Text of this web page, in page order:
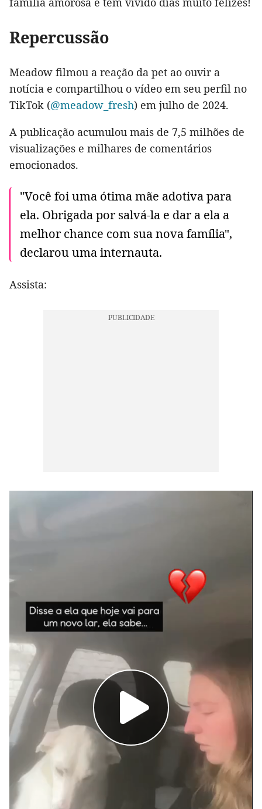
Repercussão
Meadow filmou a reação da pet ao ouvir a
notícia e compartilhou o vídeo em seu perfil no
TikTok (@meadow_fresh) em julho de 2024.
A publicação acumulou mais de 7,5 milhões de
visualizações e milhares de comentários
emocionados.
"Você foi uma ótima mãe adotiva para
ela. Obrigada por salvá-la e dar a ela a
melhor chance com sua nova família",
declarou uma internauta.
Assista: